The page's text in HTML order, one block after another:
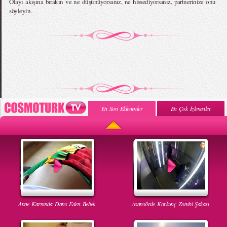
söyleyin.
En Son Eklenenler En Çok İzlenenler
Anne Karnında Dans Eden Bebek Asansörde Korkunç Zombi Şakası